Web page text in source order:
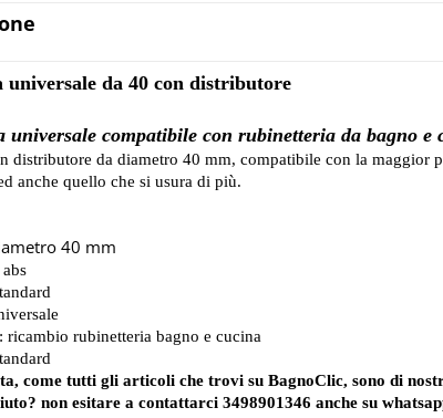
universale da 40 con distributore
universale compatibile con rubinetteria da bagno e
distributore da diametro 40 mm, compatibile con la maggior
anche quello che si usura di più.
40 mm
ricambio rubinetteria bagno e cucina
come tutti gli articoli che trovi su BagnoClic, sono di
non esitare a contattarci 3498901346 anche su